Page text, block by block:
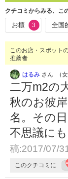
クチコミからみる、こ
お櫃 3 全国
このお店・スポット
推薦者
はるみ さん （女
二万m2の
秋のお彼
名。その
不思議に
稿:2017/07/
このクチコミに